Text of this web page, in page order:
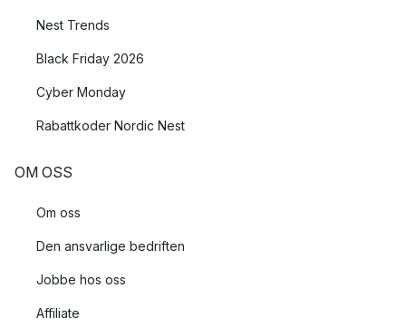
Nest Trends
Black Friday 2026
Cyber Monday
Rabattkoder Nordic Nest
OM OSS
Om oss
Den ansvarlige bedriften
Jobbe hos oss
Affiliate